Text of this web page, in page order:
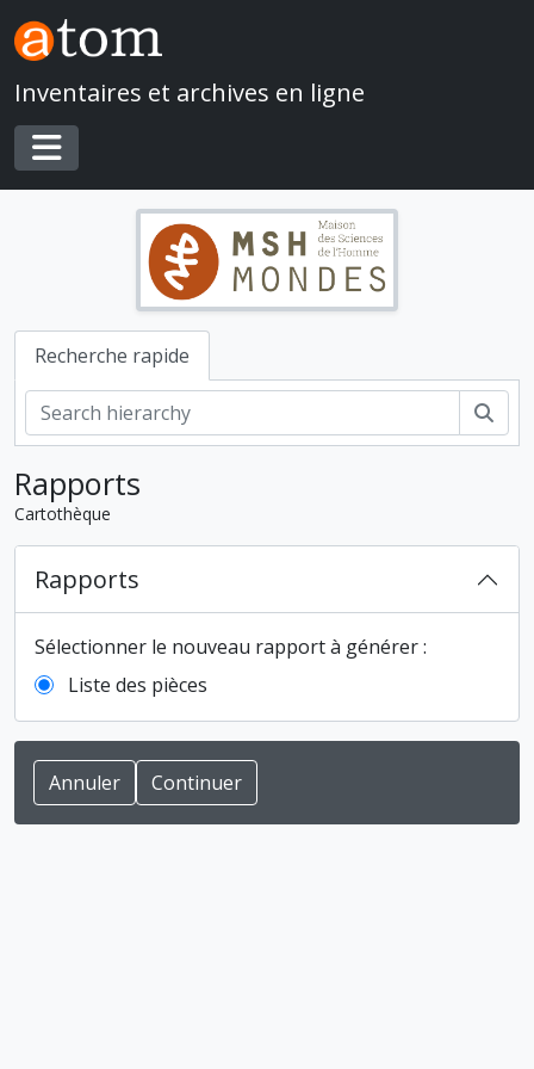
Skip to main content
Inventaires et archives en ligne
Toggle navigation
Recherche rapide
Rapports
Cartothèque
Rapports
Sélectionner le nouveau rapport à générer :
Liste des pièces
Annuler